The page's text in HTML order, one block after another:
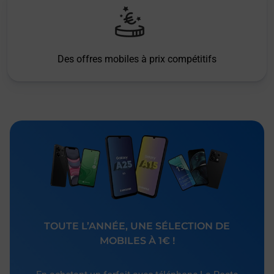
Des offres mobiles à prix compétitifs
TOUTE L’ANNÉE, UNE SÉLECTION DE
MOBILES À 1€ !